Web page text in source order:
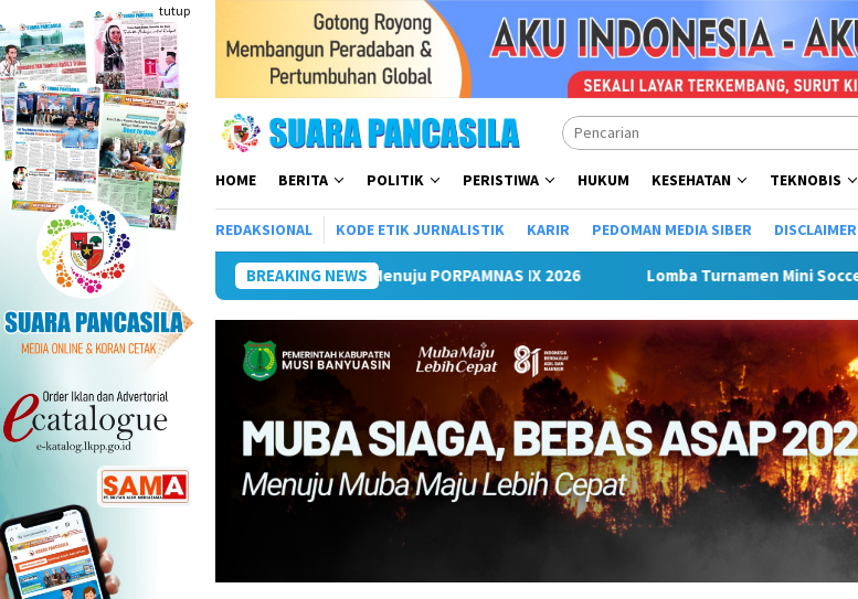
ke
konten
tutup
HOME BERITA POLITIK PERISTIWA HUKUM KESEHATAN TEKNOBIS
REDAKSIONAL KODE ETIK JURNALISTIK KARIR PEDOMAN MEDIA SIBER DISCLAIMER
BREAKING NEWS
IX 2026 Lomba Turnamen Mini Soccer Antar Organisasi Perangkat Daerah (OPD) Musi Rawas